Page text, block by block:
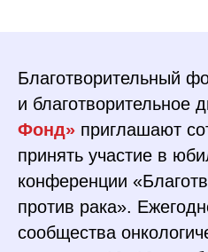
Благотворительный
и благотворительное
Фонд» приглашают
принять участие в
конференции
против рака».
сообщества